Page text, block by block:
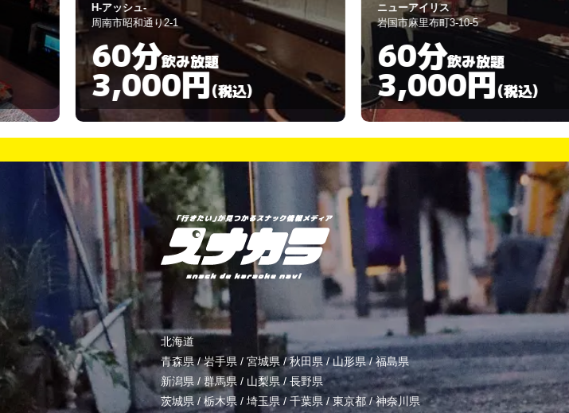
ニューアイリス
岩国市麻里布町3-10-5
60分飲み放題
3,000円(税込)
スナック ミンク
山口市小郡下郷1253-7
90分飲み放題
3,000円(税込)
北海道
青森県/岩手県 / 宮城県 /秋田県 /山形県/福島県
新潟県 / 群馬県 / 山梨県/長野県
茨城県 / 栃木県 / 埼玉県/ 千葉県 /東京都/神奈川県